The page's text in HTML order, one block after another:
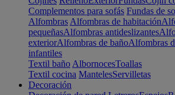
Complementos para sofás Fundas de
Alfombras Alfombras de habitación
pequeñasAlfombras antideslizantes
exteriorAlfombras de bañoAlfombras
infantiles
Textil baño AlbornocesToallas
Textil cocina MantelesServilletas
Decoración